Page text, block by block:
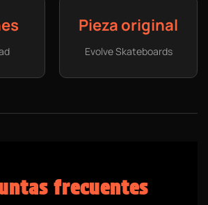
Pieza original
Evolve Skateboards
frecuentes